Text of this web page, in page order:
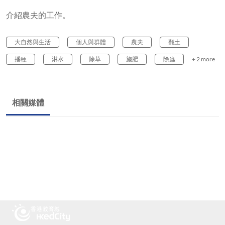
介紹農夫的工作。
大自然與生活 個人與群體 農夫 翻土
播種 淋水 除草 施肥 除蟲 + 2 more
相關媒體